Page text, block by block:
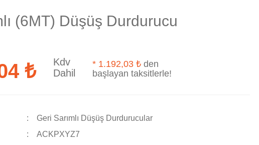
(6MT) Düşüş Durdurucu
₺
Kdv
Dahil
* 1.192,03 ₺ den
başlayan taksitlerle!
Geri Sarımlı Düşüş Durdurucular
ACKPXYZ7